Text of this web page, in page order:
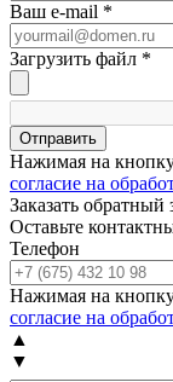
Ваш e-mail *
Загрузить файл *
Отправить
Нажимая на
согласие на
Заказать обратный
Оставьте
Телефон
Нажимая на
согласие на
▲
▼